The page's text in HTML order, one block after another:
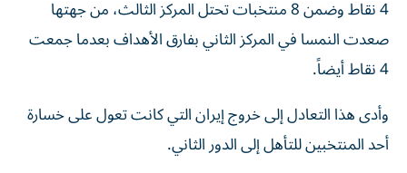
4 نقاط وضمن 8 منتخبات تحتل المركز الثالث، من جهتها
صعدت النمسا في المركز الثاني بفارق الأهداف بعدما جمعت
4 نقاط أيضاً.
وأدى هذا التعادل إلى خروج إيران التي كانت تعول على خسارة
أحد المنتخبين للتأهل إلى الدور الثاني.